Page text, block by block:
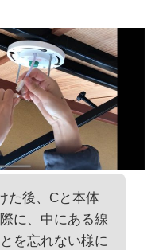
た後、Cと本体
に、中にある線
を忘れない様に